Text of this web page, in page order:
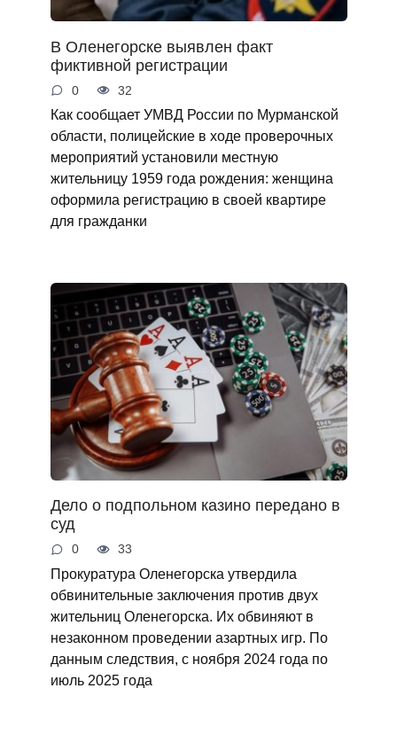
В Оленегорске выявлен факт
фиктивной регистрации
0 32
Как сообщает УМВД России по Мурманской
области, полицейские в ходе проверочных
мероприятий установили местную
жительницу 1959 года рождения: женщина
оформила регистрацию в своей квартире
для гражданки
Дело о подпольном казино передано в
суд
0 33
Прокуратура Оленегорска утвердила
обвинительные заключения против двух
жительниц Оленегорска. Их обвиняют в
незаконном проведении азартных игр. По
данным следствия, с ноября 2024 года по
июль 2025 года